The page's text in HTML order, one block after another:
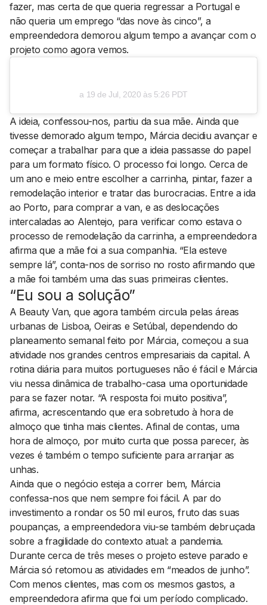
fazer, mas certa de que queria regressar a Portugal e
não queria um emprego “das nove às cinco”, a
empreendedora demorou algum tempo a avançar com o
projeto como agora vemos.
a 19 de Jul, 2020 às 5:26 PDT
A ideia, confessou-nos, partiu da sua mãe. Ainda que
tivesse demorado algum tempo, Márcia decidiu avançar e
começar a trabalhar para que a ideia passasse do papel
para um formato físico. O processo foi longo. Cerca de
um ano e meio entre escolher a carrinha, pintar, fazer a
remodelação interior e tratar das burocracias. Entre a ida
ao Porto, para comprar a van, e as deslocações
intercaladas ao Alentejo, para verificar como estava o
processo de remodelação da carrinha, a empreendedora
afirma que a mãe foi a sua companhia. “Ela esteve
sempre lá”, conta-nos de sorriso no rosto afirmando que
a mãe foi também uma das suas primeiras clientes.
“Eu sou a solução”
A Beauty Van, que agora também circula pelas áreas
urbanas de Lisboa, Oeiras e Setúbal, dependendo do
planeamento semanal feito por Márcia, começou a sua
atividade nos grandes centros empresariais da capital. A
rotina diária para muitos portugueses não é fácil e Márcia
viu nessa dinâmica de trabalho-casa uma oportunidade
para se fazer notar. “A resposta foi muito positiva”,
afirma, acrescentando que era sobretudo à hora de
almoço que tinha mais clientes. Afinal de contas, uma
hora de almoço, por muito curta que possa parecer, às
vezes é também o tempo suficiente para arranjar as
unhas.
Ainda que o negócio esteja a correr bem, Márcia
confessa-nos que nem sempre foi fácil. A par do
investimento a rondar os 50 mil euros, fruto das suas
poupanças, a empreendedora viu-se também debruçada
sobre a fragilidade do contexto atual: a pandemia.
Durante cerca de três meses o projeto esteve parado e
Márcia só retomou as atividades em “meados de junho”.
Com menos clientes, mas com os mesmos gastos, a
empreendedora afirma que foi um período complicado.